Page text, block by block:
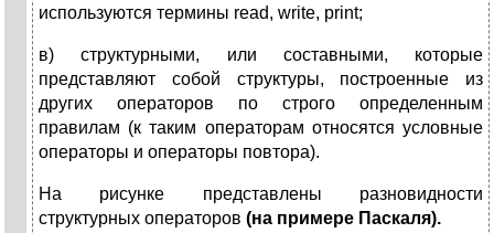
используются термины read, write, print;
в) структурными, или составными, которые
представляют собой структуры, построенные из
других операторов по строго определенным
правилам (к таким операторам относятся условные
операторы и операторы повтора).
На рисунке представлены разновидности
структурных операторов (на примере Паскаля).